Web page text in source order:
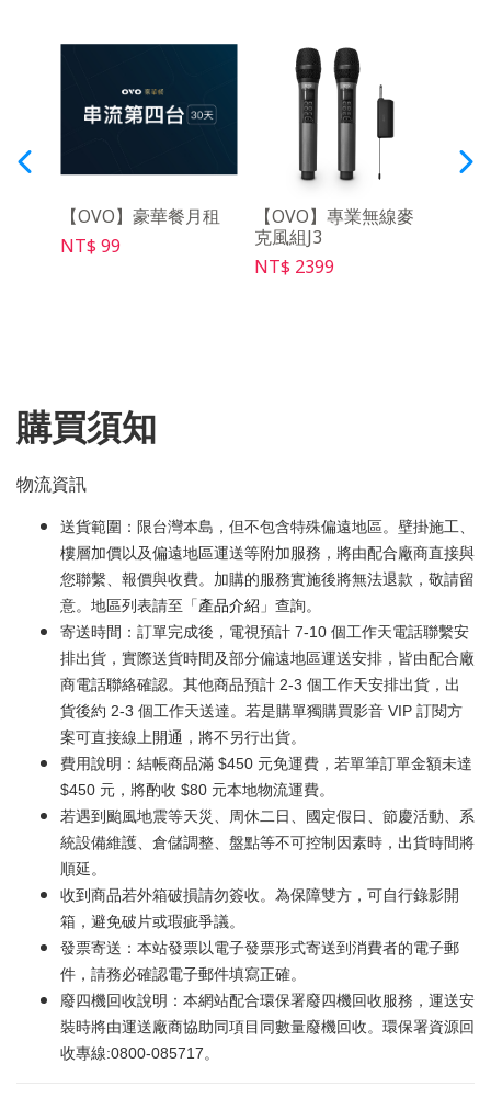
【OVO】豪華餐月租
NT$ 99
【OVO】專業無線麥
克風組J3
NT$ 2399
購買須知
物流資訊
送貨範圍：限台灣本島，但不包含特殊偏遠地區。壁掛施工、
樓層加價以及偏遠地區運送等附加服務，將由配合廠商直接與
您聯繫、報價與收費。加購的服務實施後將無法退款，敬請留
意。地區列表請至「產品介紹 」查詢。
寄送時間：訂單完成後，電視預計 7-10 個工作天電話聯繫安
排出貨，實際送貨時間及部分偏遠地區運送安排，皆由配合廠
商電話聯絡確認。其他商品預計 2-3 個工作天安排出貨，出
貨後約 2-3 個工作天送達。若是購單獨購買影音 VIP 訂閱方
案可直接線上開通，將不另行出貨。
費用說明：結帳商品滿 $450 元免運費，若單筆訂單金額未達
$450 元，將酌收 $80 元本地物流運費。
若遇到颱風地震等天災、周休二日、國定假日、節慶活動、系
統設備維護、倉儲調整、盤點等不可控制因素時，出貨時間將
順延。
收到商品若外箱破損請勿簽收。為保障雙方，可自行錄影開
箱，避免破片或瑕疵爭議。
發票寄送：本站發票以電子發票形式寄送到消費者的電子郵
件，請務必確認電子郵件填寫正確。
廢四機回收說明：本網站配合環保署廢四機回收服務，運送安
裝時將由運送廠商協助同項目同數量廢機回收。環保署資源回
收專線:0800-085717。